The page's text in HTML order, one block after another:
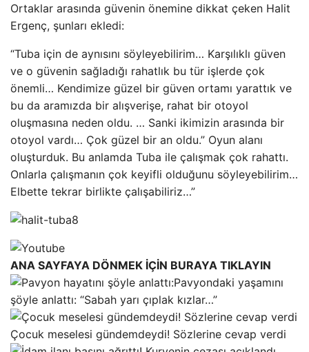
Ortaklar arasında güvenin önemine dikkat çeken Halit
Ergenç, şunları ekledi:
“Tuba için de aynısını söyleyebilirim… Karşılıklı güven
ve o güvenin sağladığı rahatlık bu tür işlerde çok
önemli… Kendimize güzel bir güven ortamı yarattık ve
bu da aramızda bir alışverişe, rahat bir otoyol
oluşmasına neden oldu. … Sanki ikimizin arasında bir
otoyol vardı… Çok güzel bir an oldu.” Oyun alanı
oluşturduk. Bu anlamda Tuba ile çalışmak çok rahattı.
Onlarla çalışmanın çok keyifli olduğunu söyleyebilirim…
Elbette tekrar birlikte çalışabiliriz…”
ANA SAYFAYA DÖNMEK İÇİN BURAYA TIKLAYIN
Pavyondaki yaşamını
şöyle anlattı: “Sabah yarı çıplak kızlar…”
Çocuk meselesi gündemdeydi! Sözlerine cevap verdi